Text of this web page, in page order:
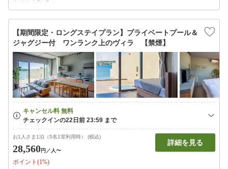
【期間限定・ロングステイプラン】プライベートプール＆
ジャグジー付 ワンランク上のヴィラ 【禁煙】
お1人さま1泊（5名1室利用時） (税込)
28,560円 ／人〜
ポイント(1%)
詳細を見る